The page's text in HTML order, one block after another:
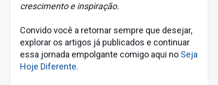
crescimento e inspiração.
Convido você a retornar sempre que desejar,
explorar os artigos já publicados e continuar
essa jornada empolgante comigo aqui no Seja
Hoje Diferente.